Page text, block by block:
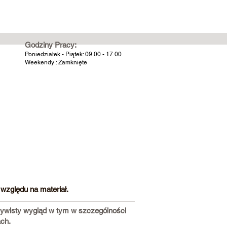
Godziny Pracy:
Poniedziałek - Piątek: 09.00 - 17.00
Weekendy : Zamknięte
na materiał.
wygląd w tym w szczególności